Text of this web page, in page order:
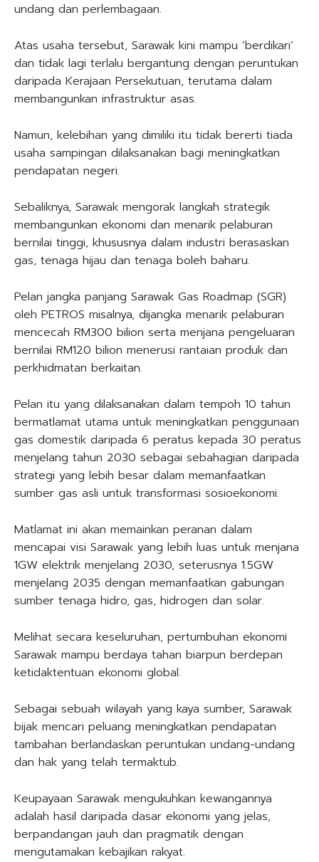
undang dan perlembagaan.
Atas usaha tersebut, Sarawak kini mampu ‘berdikari’
dan tidak lagi terlalu bergantung dengan peruntukan
daripada Kerajaan Persekutuan, terutama dalam
membangunkan infrastruktur asas.
Namun, kelebihan yang dimiliki itu tidak bererti tiada
usaha sampingan dilaksanakan bagi meningkatkan
pendapatan negeri.
Sebaliknya, Sarawak mengorak langkah strategik
membangunkan ekonomi dan menarik pelaburan
bernilai tinggi, khususnya dalam industri berasaskan
gas, tenaga hijau dan tenaga boleh baharu.
Pelan jangka panjang Sarawak Gas Roadmap (SGR)
oleh PETROS misalnya, dijangka menarik pelaburan
mencecah RM300 bilion serta menjana pengeluaran
bernilai RM120 bilion menerusi rantaian produk dan
perkhidmatan berkaitan.
Pelan itu yang dilaksanakan dalam tempoh 10 tahun
bermatlamat utama untuk meningkatkan penggunaan
gas domestik daripada 6 peratus kepada 30 peratus
menjelang tahun 2030 sebagai sebahagian daripada
strategi yang lebih besar dalam memanfaatkan
sumber gas asli untuk transformasi sosioekonomi.
Matlamat ini akan memainkan peranan dalam
mencapai visi Sarawak yang lebih luas untuk menjana
1GW elektrik menjelang 2030, seterusnya 1.5GW
menjelang 2035 dengan memanfaatkan gabungan
sumber tenaga hidro, gas, hidrogen dan solar.
Melihat secara keseluruhan, pertumbuhan ekonomi
Sarawak mampu berdaya tahan biarpun berdepan
ketidaktentuan ekonomi global.
Sebagai sebuah wilayah yang kaya sumber, Sarawak
bijak mencari peluang meningkatkan pendapatan
tambahan berlandaskan peruntukan undang-undang
dan hak yang telah termaktub.
Keupayaan Sarawak mengukuhkan kewangannya
adalah hasil daripada dasar ekonomi yang jelas,
berpandangan jauh dan pragmatik dengan
mengutamakan kebajikan rakyat.